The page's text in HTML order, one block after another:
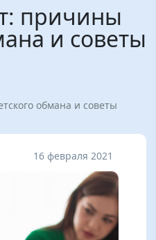
причины
и советы
обмана и советы
16 февраля 2021